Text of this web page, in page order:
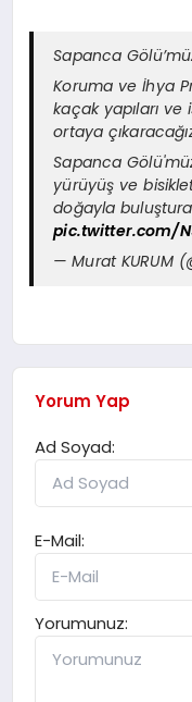
Sapanca
Koruma ve İhya
kaçak yapıları ve
ortaya
Sapanca
yürüyüş ve
doğayla
pic.twitter.com/
— Murat KURUM
Yorum Yap
Ad Soyad:
E-Mail:
Yorumunuz: